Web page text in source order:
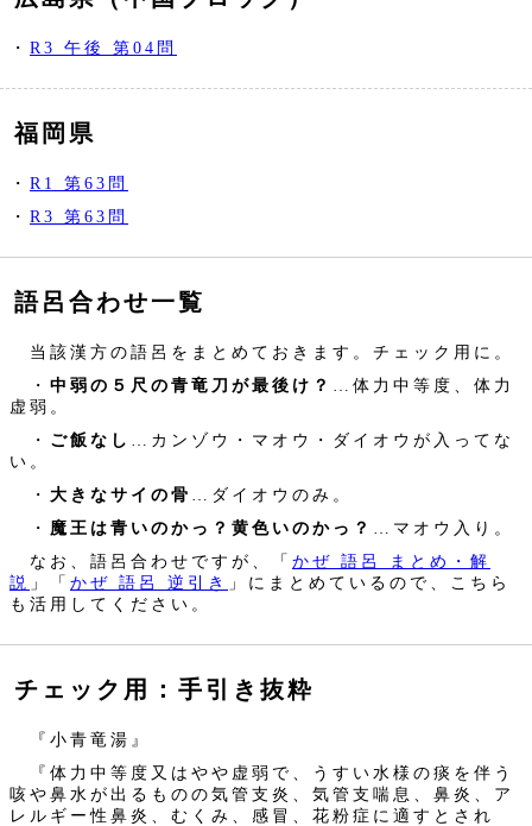
・ R3 午後 第04問
福岡県
・ R1 第63問
・ R3 第63問
語呂合わせ一覧
当該漢方の語呂をまとめておきます。チェック用に。
・ 中弱の５尺の青竜刀が最後け？
…体力中等度、体力
虚弱。
・ ご飯なし
…カンゾウ・マオウ・ダイオウが入ってな
い。
・ 大きなサイの骨
…ダイオウのみ。
・ 魔王は青いのかっ？黄色いのかっ？
…マオウ入り。
なお、語呂合わせですが、「 かぜ 語呂 まとめ・解
説
」「 かぜ 語呂 逆引き
」にまとめているので、こちら
も活用してください。
チェック用：手引き抜粋
『小青竜湯』
『体力中等度又はやや虚弱で、うすい水様の痰を伴う
咳や鼻水が出るものの気管支炎、気管支喘息、鼻炎、ア
レルギー性鼻炎、むくみ、感冒、花粉症に適すとされ